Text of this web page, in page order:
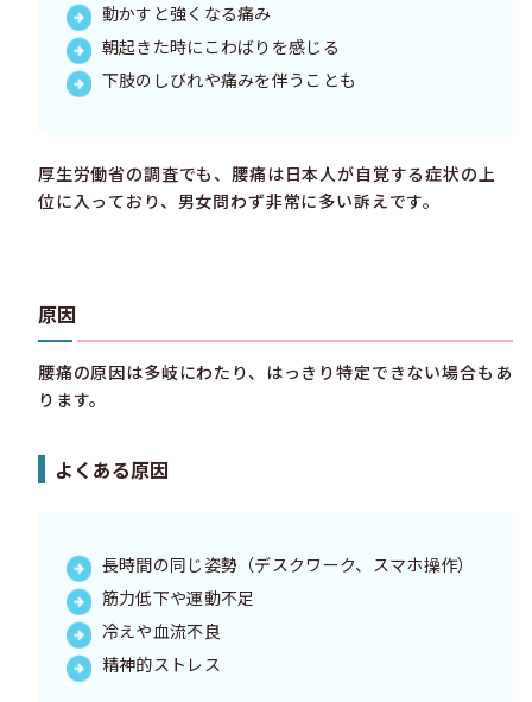
動かすと強くなる痛み
朝起きた時にこわばりを感じる
下肢のしびれや痛みを伴うことも
厚生労働省の調査でも、腰痛は日本人が自覚する症状の上
位に入っており、男女問わず非常に多い訴えです。
原因
腰痛の原因は多岐にわたり、はっきり特定できない場合もあ
ります。
よくある原因
長時間の同じ姿勢（デスクワーク、スマホ操作）
筋力低下や運動不足
冷えや血流不良
精神的ストレス